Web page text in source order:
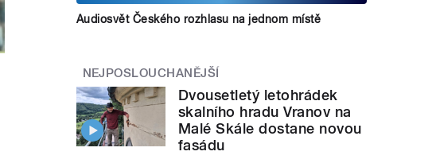
Audiosvět Českého rozhlasu na jednom místě
NEJPOSLOUCHANĚJŠÍ
Dvousetletý letohrádek
skalního hradu Vranov na
Malé Skále dostane novou
fasádu